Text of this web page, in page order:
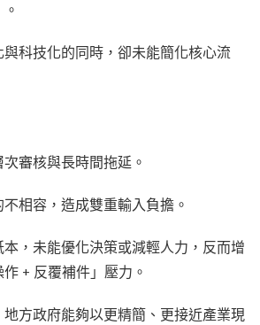
科技化的同時，卻未能簡化核心流
審核與長時間拖延。
相容，造成雙重輸入負擔。
，未能優化決策或減輕人力，反而增
+ 反覆補件」壓力。
方政府能夠以更精簡、更接近產業現